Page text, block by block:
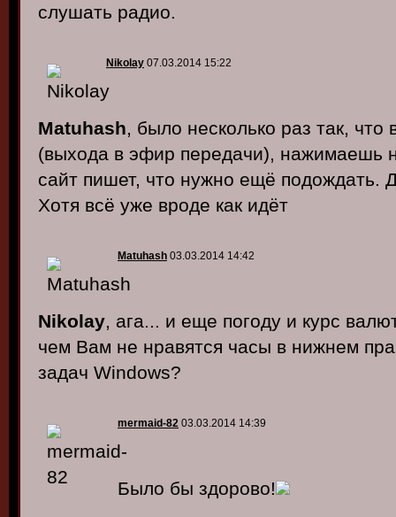
слушать радио.
Nikolay 07.03.2014 15:22
Matuhash, было несколько раз так,
(выхода в эфир передачи), нажимаешь
сайт пишет, что нужно ещё подождать.
Хотя всё уже вроде как идёт
Matuhash 03.03.2014 14:42
Nikolay, ага... и еще погоду и курс
чем Вам не нравятся часы в нижнем
задач Windows?
mermaid-82 03.03.2014 14:39
Было бы здорово!